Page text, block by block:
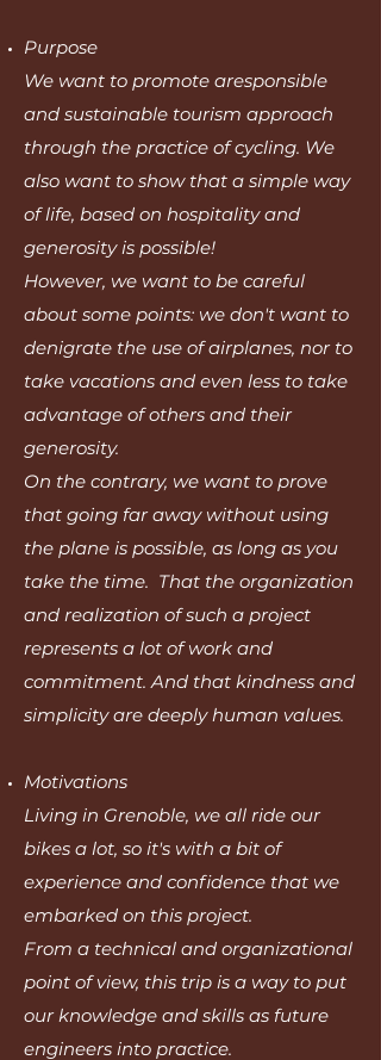
Purpose
We want to promote aresponsible
and sustainable tourism approach
through the practice of cycling. We
also want to show that a simple way
of life, based on hospitality and
generosity is possible!
However, we want to be careful
about some points: we don't want to
denigrate the use of airplanes, nor to
take vacations and even less to take
advantage of others and their
generosity.
On the contrary, we want to prove
that going far away without using
the plane is possible, as long as you
take the time. That the organization
and realization of such a project
represents a lot of work and
commitment. And that kindness and
simplicity are deeply human values.
Motivations
Living in Grenoble, we all ride our
bikes a lot, so it's with a bit of
experience and confidence that we
embarked on this project.
From a technical and organizational
point of view, this trip is a way to put
our knowledge and skills as future
engineers into practice.